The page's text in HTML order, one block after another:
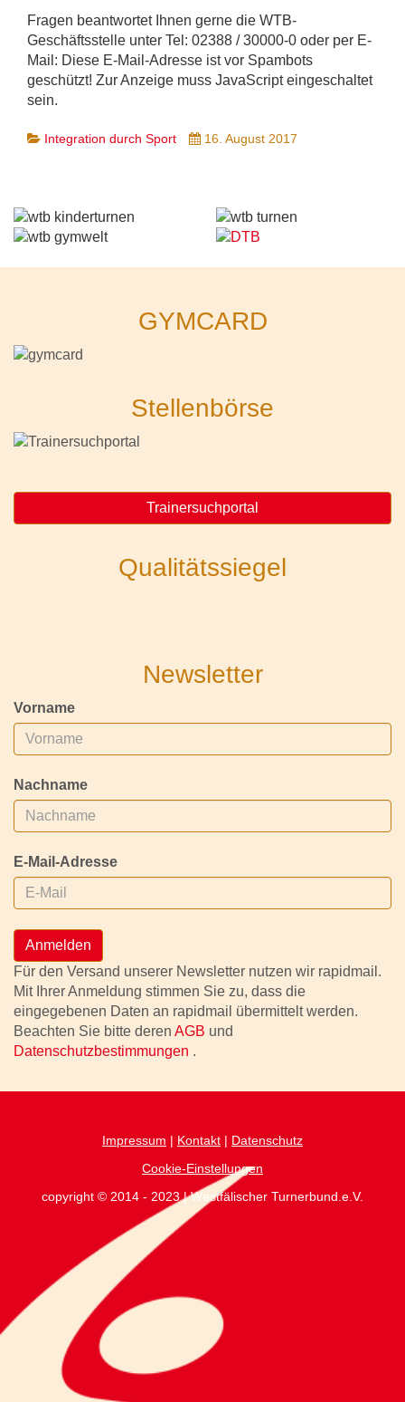
Fragen beantwortet Ihnen gerne die WTB-
Geschäftsstelle unter Tel: 02388 / 30000-0 oder per E-
Mail: Diese E-Mail-Adresse ist vor Spambots
geschützt! Zur Anzeige muss JavaScript eingeschaltet
sein.
Integration durch Sport 16. August 2017
GYMCARD
Stellenbörse
Trainersuchportal
Qualitätssiegel
Newsletter
Vorname
Nachname
E-Mail-Adresse
Anmelden
Für den Versand unserer Newsletter nutzen wir rapidmail.
Mit Ihrer Anmeldung stimmen Sie zu, dass die
eingegebenen Daten an rapidmail übermittelt werden.
Beachten Sie bitte deren AGB und
Datenschutzbestimmungen .
Impressum | Kontakt | Datenschutz
Cookie-Einstellungen
copyright © 2014 - 2023 | Westfälischer Turnerbund.e.V.